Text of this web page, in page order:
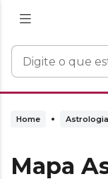
Home Astrologia
Mapa